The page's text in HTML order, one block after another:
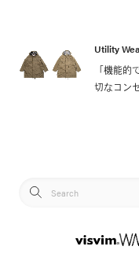
ル・ブラ
よる仕
うもので
Utility
「機能
切なコン